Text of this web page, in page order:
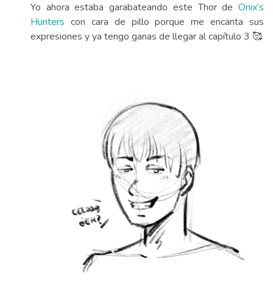
Yo ahora estaba garabateando este Thor de Onix’s
Hunters con cara de pillo porque me encanta sus
expresiones y ya tengo ganas de llegar al capítulo 3 🥰